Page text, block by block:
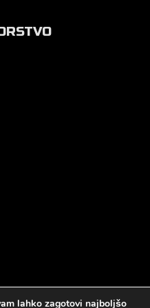
lahko zagotovi najboljšo